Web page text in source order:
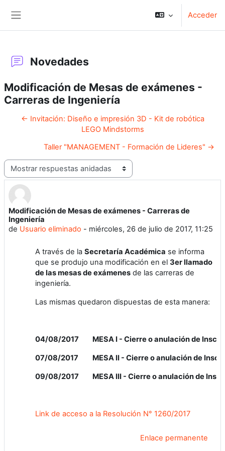
Acceder
Novedades
Modificación de Mesas de exámenes -
Carreras de Ingeniería
← Invitación: Diseño e impresión 3D - Kit de robótica
LEGO Mindstorms
Taller "MANAGEMENT - Formación de Lideres" →
Mostrar modo
Modificación de Mesas de exámenes - Carreras de
Ingeniería
de Usuario eliminado - miércoles, 26 de julio de 2017, 11:25
Número de respuestas: 0
A través de la Secretaría Académica se informa
que se produjo una modificación en el 3er llamado
de las mesas de exámenes de las carreras de
ingeniería.
Las mismas quedaron dispuestas de esta manera:
04/08/2017 MESA I - Cierre o anulación de
07/08/2017 MESA II - Cierre o anulación de
09/08/2017 MESA III - Cierre o anulación de
Link de acceso a la Resolución N° 1260/2017
Enlace permanente